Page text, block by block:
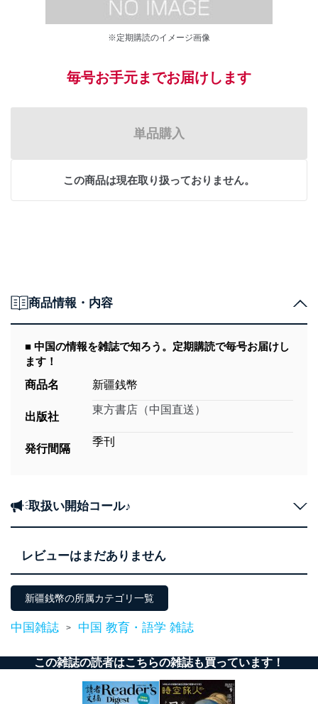
※定期購読のイメージ画像
毎号お手元までお届けします
単品購入
この商品は現在取り扱っておりません。
商品情報・内容
■ 中国の情報を雑誌で知ろう。定期購読で毎号お届けし
ます！
商品名
新疆銭幣
出版社
東方書店（中国直送）
発行間隔
季刊
取扱い開始コール♪
レビューはまだありません
新疆銭幣の所属カテゴリ一覧
中国雑誌 > 中国 教育・語学 雑誌
この雑誌の読者はこちらの雑誌も買っています！